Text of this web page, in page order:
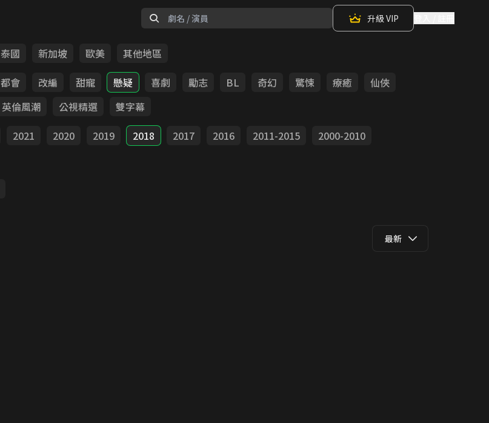
升級 VIP
泰國 新加坡 歐美
其他地區
都會 改編 甜寵 懸疑 喜劇 勵志 BL 奇幻 驚悚 療癒
仙俠
英倫風潮 公視精選
雙字幕
2021 2020 2019 2018 2017 2016 2011-2015
2000-2010
最新